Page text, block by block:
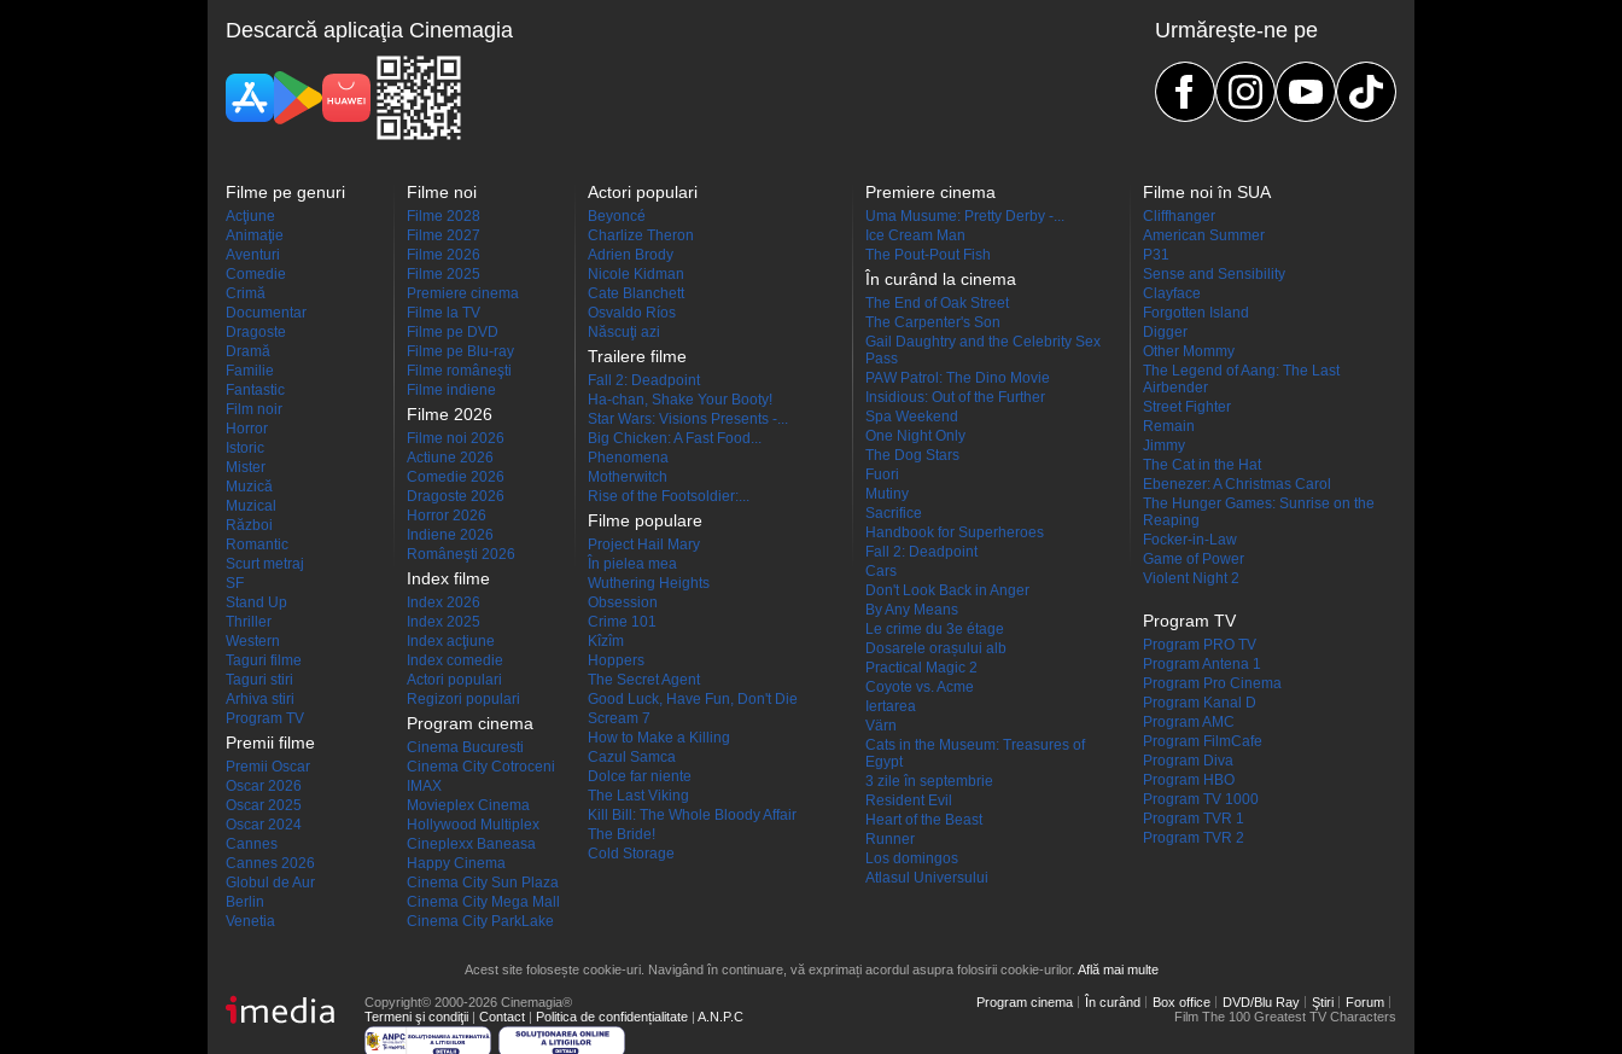
Descarcă aplicaţia Cinemagia Urmăreşte-ne pe
Filme pe genuri
Acţiune
Animaţie
Aventuri
Comedie
Crimă
Documentar
Dragoste
Dramă
Familie
Fantastic
Film noir
Horror
Istoric
Mister
Muzică
Muzical
Război
Romantic
Scurt metraj
SF
Stand Up
Thriller
Western
Taguri filme
Taguri stiri
Arhiva stiri
Program TV
Premii filme
Premii Oscar
Oscar 2026
Oscar 2025
Oscar 2024
Cannes
Cannes 2026
Globul de Aur
Berlin
Venetia
Filme noi
Filme 2028
Filme 2027
Filme 2026
Filme 2025
Premiere cinema
Filme la TV
Filme pe DVD
Filme pe Blu-ray
Filme româneşti
Filme indiene
Filme 2026
Filme noi 2026
Actiune 2026
Comedie 2026
Dragoste 2026
Horror 2026
Indiene 2026
Româneşti 2026
Index filme
Index 2026
Index 2025
Index acţiune
Index comedie
Actori populari
Regizori populari
Program cinema
Cinema Bucuresti
Cinema City Cotroceni
IMAX
Movieplex Cinema
Hollywood Multiplex
Cineplexx Baneasa
Happy Cinema
Cinema City Sun Plaza
Cinema City Mega Mall
Cinema City ParkLake
Actori populari
Beyoncé
Charlize Theron
Adrien Brody
Nicole Kidman
Cate Blanchett
Osvaldo Ríos
Născuţi azi
Trailere filme
Fall 2: Deadpoint
Ha-chan, Shake Your Booty!
Star Wars: Visions Presents -...
Big Chicken: A Fast Food...
Phenomena
Motherwitch
Rise of the Footsoldier:...
Filme populare
Project Hail Mary
În pielea mea
Wuthering Heights
Obsession
Crime 101
Kîzîm
Hoppers
The Secret Agent
Good Luck, Have Fun, Don't Die
Scream 7
How to Make a Killing
Cazul Samca
Dolce far niente
The Last Viking
Kill Bill: The Whole Bloody Affair
The Bride!
Cold Storage
Premiere cinema
Uma Musume: Pretty Derby -...
Ice Cream Man
The Pout-Pout Fish
În curând la cinema
The End of Oak Street
The Carpenter's Son
Gail Daughtry and the Celebrity Sex
Pass
PAW Patrol: The Dino Movie
Insidious: Out of the Further
Spa Weekend
One Night Only
The Dog Stars
Fuori
Mutiny
Sacrifice
Handbook for Superheroes
Fall 2: Deadpoint
Cars
Don't Look Back in Anger
By Any Means
Le crime du 3e étage
Dosarele orașului alb
Practical Magic 2
Coyote vs. Acme
Iertarea
Värn
Cats in the Museum: Treasures of
Egypt
3 zile în septembrie
Resident Evil
Heart of the Beast
Runner
Los domingos
Atlasul Universului
Filme noi în SUA
Cliffhanger
American Summer
P31
Sense and Sensibility
Clayface
Forgotten Island
Digger
Other Mommy
The Legend of Aang: The Last
Airbender
Street Fighter
Remain
Jimmy
The Cat in the Hat
Ebenezer: A Christmas Carol
The Hunger Games: Sunrise on the
Reaping
Focker-in-Law
Game of Power
Violent Night 2
Program TV
Program PRO TV
Program Antena 1
Program Pro Cinema
Program Kanal D
Program AMC
Program FilmCafe
Program Diva
Program HBO
Program TV 1000
Program TVR 1
Program TVR 2
Acest site folosește cookie-uri. Navigând în continuare, vă exprimați acordul asupra folosirii cookie-urilor. Află mai multe
Copyright© 2000-2026 Cinemagia®
Termeni şi condiţii | Contact | Politica de confidențialitate | A.N.P.C
Program cinema În curând Box office DVD/Blu Ray Ştiri
Forum
Film The 100 Greatest TV Characters